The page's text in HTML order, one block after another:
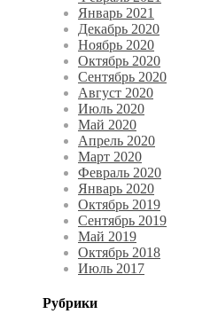
Январь 2021
Декабрь 2020
Ноябрь 2020
Октябрь 2020
Сентябрь 2020
Август 2020
Июль 2020
Май 2020
Апрель 2020
Март 2020
Февраль 2020
Январь 2020
Октябрь 2019
Сентябрь 2019
Май 2019
Октябрь 2018
Июль 2017
Рубрики